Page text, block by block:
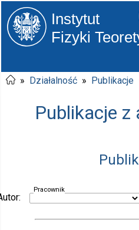
Instytut
Fizyki
» Działalność » Publikacje
Publikacje z
Pracownik